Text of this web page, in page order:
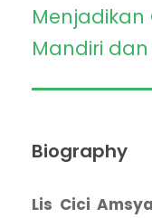
Menjadikan
Mandiri
Biography
Lis Cici